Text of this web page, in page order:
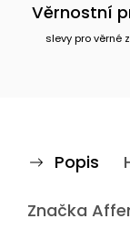
Věrnostní
slevy pro věrné
Popis
Značka